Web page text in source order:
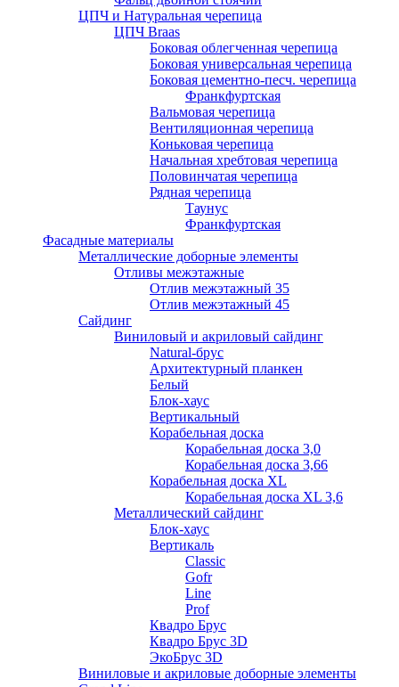
ЦПЧ и Натуральная черепица
ЦПЧ Braas
Боковая облегченная черепица
Боковая универсальная черепица
Боковая цементно-песч. черепица
Франкфуртская
Вальмовая черепица
Вентиляционная черепица
Коньковая черепица
Начальная хребтовая черепица
Половинчатая черепица
Рядная черепица
Таунус
Франкфуртская
Фасадные материалы
Металлические доборные элементы
Отливы межэтажные
Отлив межэтажный 35
Отлив межэтажный 45
Сайдинг
Виниловый и акриловый сайдинг
Natural-брус
Архитектурный планкен
Белый
Блок-хаус
Вертикальный
Корабельная доска
Корабельная доска 3,0
Корабельная доска 3,66
Корабельная доска XL
Корабельная доска XL 3,6
Металлический сайдинг
Блок-хаус
Вертикаль
Classic
Gofr
Line
Prof
Квадро Брус
Квадро Брус 3D
ЭкоБрус 3D
Виниловые и акриловые доборные элементы